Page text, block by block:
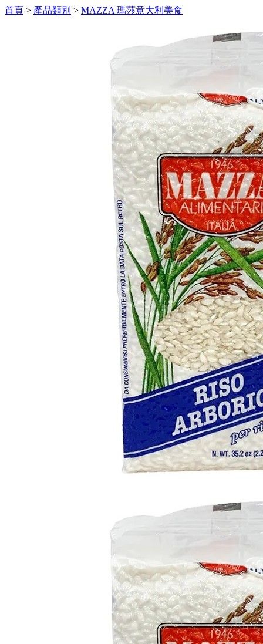
首頁 > 產品類別 > MAZZA 瑪莎意大利美食